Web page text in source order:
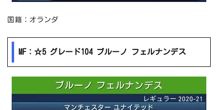
国籍：オランダ
MF：☆5 グレード104 ブルーノ フェルナンデス